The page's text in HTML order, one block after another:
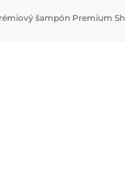
šampón Premium